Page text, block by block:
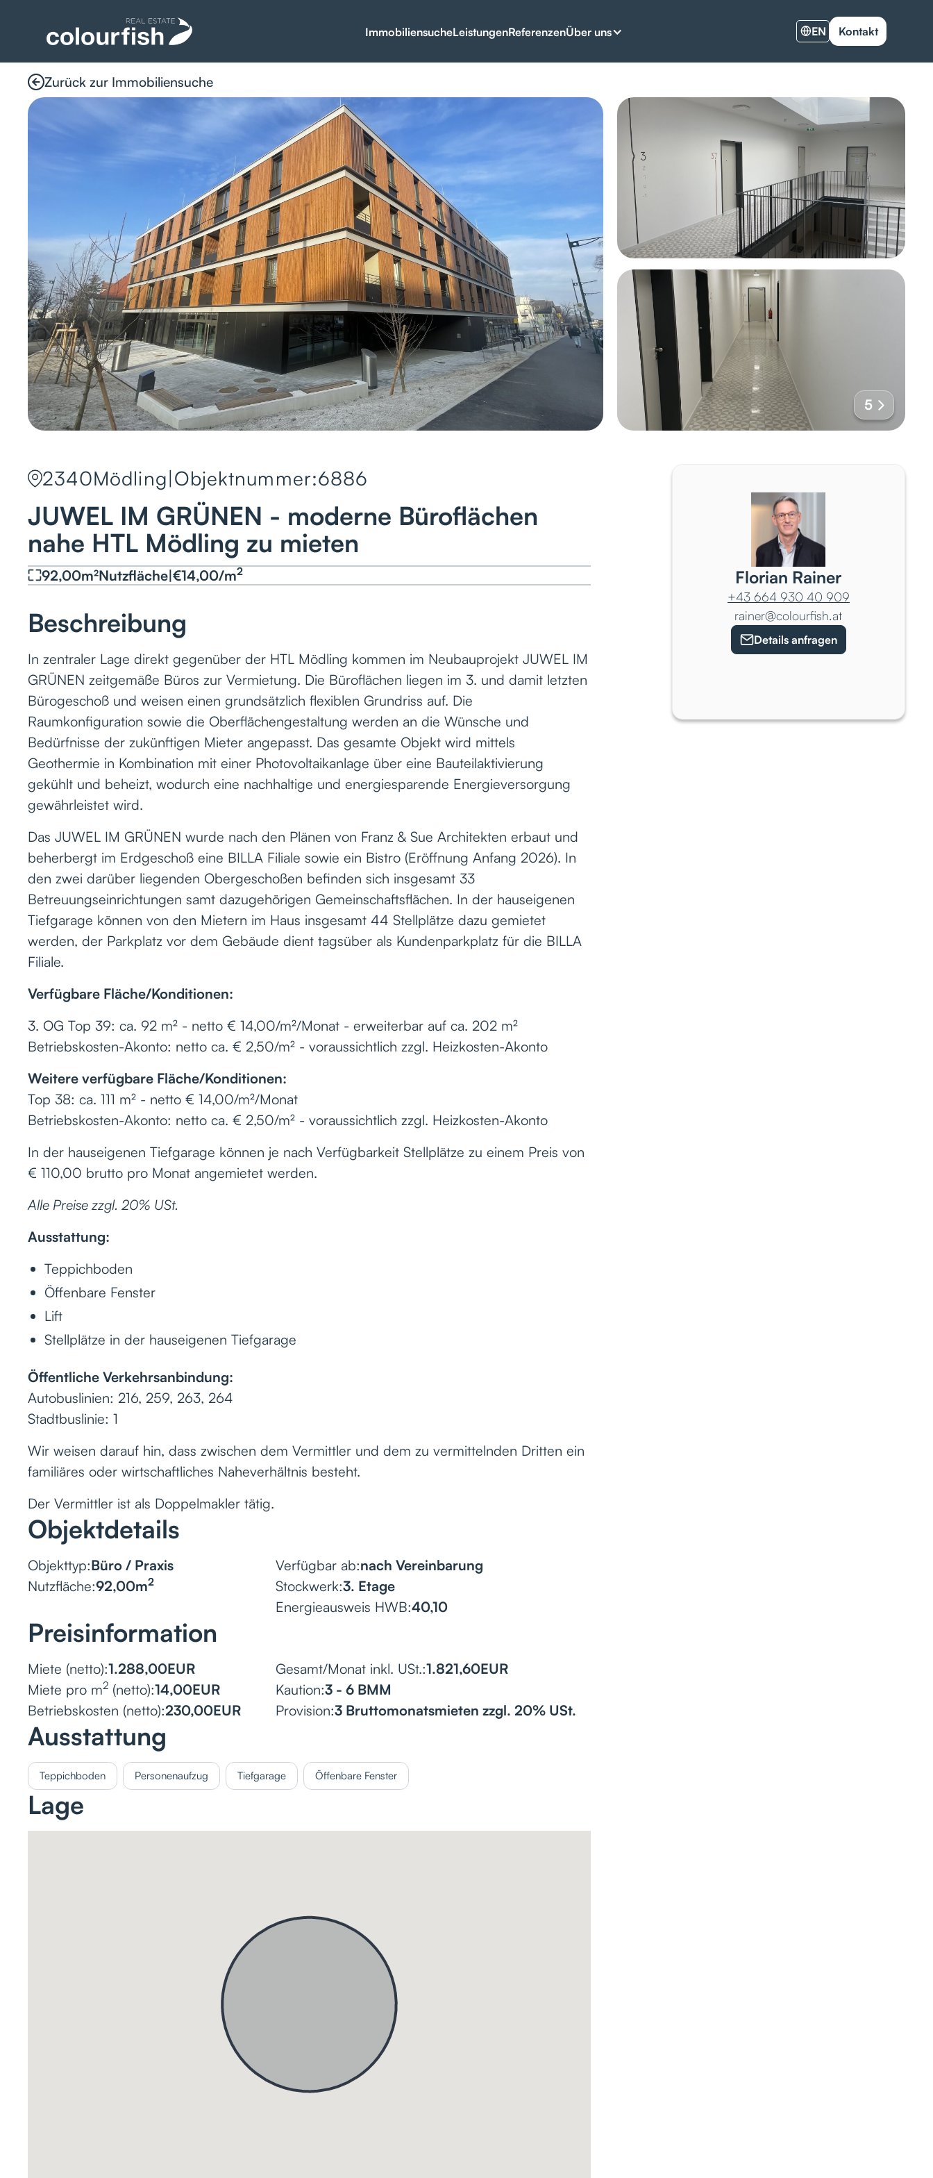
ImmobiliensucheLeistungenReferenzenÜber uns EN Kontakt
Zurück zur Immobiliensuche
5
2340Mödling|Objektnummer:6886
JUWEL IM GRÜNEN - moderne Büroflächen
nahe HTL Mödling zu mieten
92,00m²Nutzfläche|€14,00/m2
Beschreibung
In zentraler Lage direkt gegenüber der HTL Mödling kommen im Neubauprojekt JUWEL IM
GRÜNEN zeitgemäße Büros zur Vermietung. Die Büroflächen liegen im 3. und damit letzten
Bürogeschoß und weisen einen grundsätzlich flexiblen Grundriss auf. Die
Raumkonfiguration sowie die Oberflächengestaltung werden an die Wünsche und
Bedürfnisse der zukünftigen Mieter angepasst. Das gesamte Objekt wird mittels
Geothermie in Kombination mit einer Photovoltaikanlage über eine Bauteilaktivierung
gekühlt und beheizt, wodurch eine nachhaltige und energiesparende Energieversorgung
gewährleistet wird.
Das JUWEL IM GRÜNEN wurde nach den Plänen von Franz & Sue Architekten erbaut und
beherbergt im Erdgeschoß eine BILLA Filiale sowie ein Bistro (Eröffnung Anfang 2026). In
den zwei darüber liegenden Obergeschoßen befinden sich insgesamt 33
Betreuungseinrichtungen samt dazugehörigen Gemeinschaftsflächen. In der hauseigenen
Tiefgarage können von den Mietern im Haus insgesamt 44 Stellplätze dazu gemietet
werden, der Parkplatz vor dem Gebäude dient tagsüber als Kundenparkplatz für die BILLA
Filiale.
Verfügbare Fläche/Konditionen:
3. OG Top 39: ca. 92 m² - netto € 14,00/m²/Monat - erweiterbar auf ca. 202 m²
Betriebskosten-Akonto: netto ca. € 2,50/m² - voraussichtlich zzgl. Heizkosten-Akonto
Weitere verfügbare Fläche/Konditionen:
Top 38: ca. 111 m² - netto € 14,00/m²/Monat
Betriebskosten-Akonto: netto ca. € 2,50/m² - voraussichtlich zzgl. Heizkosten-Akonto
In der hauseigenen Tiefgarage können je nach Verfügbarkeit Stellplätze zu einem Preis von
€ 110,00 brutto pro Monat angemietet werden.
Alle Preise zzgl. 20% USt.
Ausstattung:
Teppichboden
Öffenbare Fenster
Lift
Stellplätze in der hauseigenen Tiefgarage
Öffentliche Verkehrsanbindung:
Autobuslinien: 216, 259, 263, 264
Stadtbuslinie: 1
Wir weisen darauf hin, dass zwischen dem Vermittler und dem zu vermittelnden Dritten ein
familiäres oder wirtschaftliches Naheverhältnis besteht.
Der Vermittler ist als Doppelmakler tätig.
Objektdetails
Objekttyp:Büro / Praxis
Nutzfläche:92,00m2
Verfügbar ab:nach Vereinbarung
Stockwerk:3. Etage
Energieausweis HWB:40,10
Preisinformation
Miete (netto):1.288,00EUR
Miete pro m2 (netto):14,00EUR
Betriebskosten (netto):230,00EUR
Gesamt/Monat inkl. USt.:1.821,60EUR
Kaution:3 - 6 BMM
Provision:3 Bruttomonatsmieten zzgl. 20% USt.
Ausstattung
Teppichboden Personenaufzug Tiefgarage Öffenbare Fenster
Lage
Florian Rainer
+43 664 930 40 909
rainer@colourfish.at
Details anfragen